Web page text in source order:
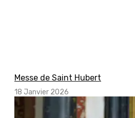
Messe de Saint Hubert
18 Janvier 2026